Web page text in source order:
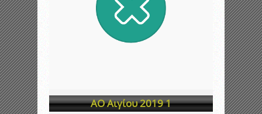
ΑΟ Αιγίου 2019 1